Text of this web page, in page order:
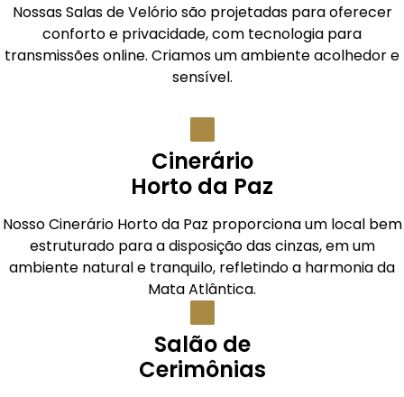
Nossas Salas de Velório são projetadas para oferecer
conforto e privacidade, com tecnologia para
transmissões online. Criamos um ambiente acolhedor e
sensível.
Cinerário
Horto da Paz
Nosso Cinerário Horto da Paz proporciona um local bem
estruturado para a disposição das cinzas, em um
ambiente natural e tranquilo, refletindo a harmonia da
Mata Atlântica.
Salão de
Cerimônias